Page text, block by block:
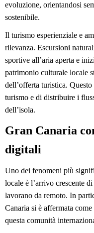
evoluzione, orientandosi
sostenibile.
Il turismo esperienziale e
rilevanza. Escursioni
sportive all’aria aperta e
patrimonio culturale locale
dell’offerta turistica.
turismo e di distribuire i
dell’isola.
Gran Canaria
digitali
Uno dei fenomeni più
locale è l’arrivo crescente
lavorano da remoto. In
Canaria si è affermata
questa comunità